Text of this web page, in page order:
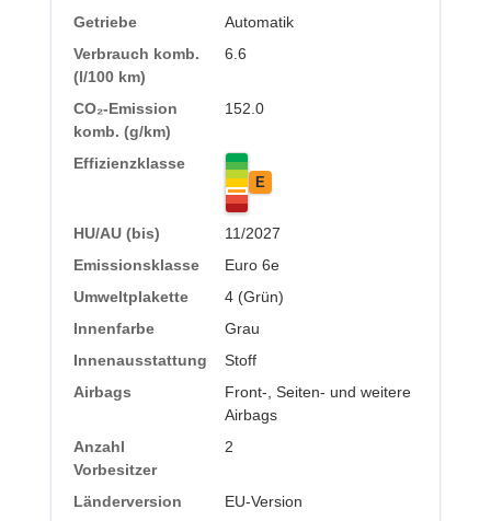
Getriebe
Automatik
Verbrauch komb.
(l/100 km)
6.6
CO₂-Emission
komb. (g/km)
152.0
Effizienzklasse
E
HU/AU (bis)
11/2027
Emissionsklasse
Euro 6e
Umweltplakette
4 (Grün)
Innenfarbe
Grau
Innenausstattung
Stoff
Airbags
Front-, Seiten- und weitere
Airbags
Anzahl
Vorbesitzer
2
Länderversion
EU-Version